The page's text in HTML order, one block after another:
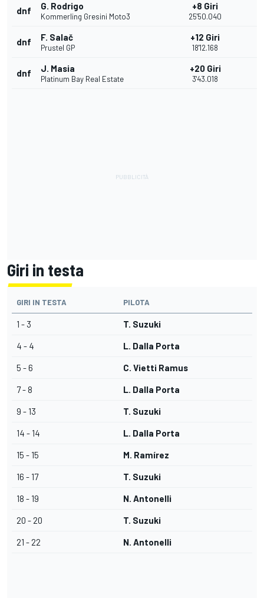
dnf G. Rodrigo
Kommerling Gresini Moto3
+8 Giri
25'50.040
dnf F. Salač
Prustel GP
+12 Giri
18'12.168
dnf J. Masia
Platinum Bay Real Estate
+20 Giri
3'43.018
Giri in testa
GIRI IN TESTA PILOTA
1 - 3 T. Suzuki
4 - 4 L. Dalla Porta
5 - 6 C. Vietti Ramus
7 - 8 L. Dalla Porta
9 - 13 T. Suzuki
14 - 14 L. Dalla Porta
15 - 15 M. Ramírez
16 - 17 T. Suzuki
18 - 19 N. Antonelli
20 - 20 T. Suzuki
21 - 22 N. Antonelli